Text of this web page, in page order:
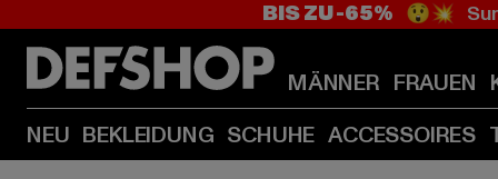
BIS ZU -65% 😲💥
MÄNNER FRAUEN
NEU BEKLEIDUNG SCHUHE ACCESSOIRES